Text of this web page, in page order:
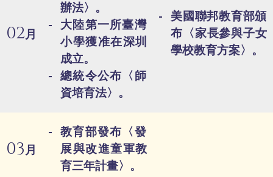
02月
辦法〉。
大陸第一所臺灣
小學獲准在深圳
成立。
總統令公布〈師
資培育法〉。
美國聯邦教育部頒
布〈家長參與子女
學校教育方案〉。
03 月
教育部發布〈發
展與改進童軍教
育三年計畫〉。